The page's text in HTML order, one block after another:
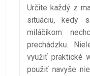
Určite každý z
situáciu, kedy
miláčikom
prechádzku.
využiť praktické
použiť navyše